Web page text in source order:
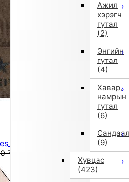
Ажил
хэрэгч
гутал
(2)
Энгийн
гутал
(4)
Хавар,
намрын
гутал
(6)
Сандаал
(9)
Хувцас
(423)
(Brown)
₮